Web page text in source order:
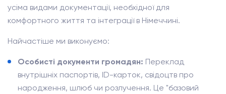
усіма видами документації, необхідної для
комфортного життя та інтеграції в Німеччині.
Найчастіше ми виконуємо:
Особисті документи громадян: Переклад
внутрішніх паспортів, ID-карток, свідоцтв про
народження, шлюб чи розлучення. Це "базовий